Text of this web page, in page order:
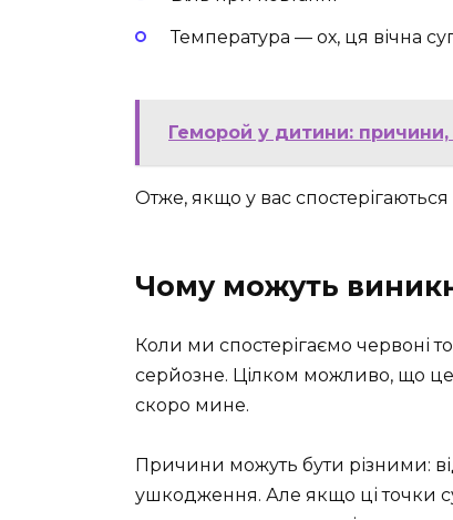
Температура — ох, ця вічна
Геморой у дитини:
Отже, якщо у вас
Чому можуть
Коли ми спостерігаємо червоні
серйозне. Цілком можливо, що це
скоро мине.
Причини можуть бути різними:
ушкодження. Але якщо ці точки